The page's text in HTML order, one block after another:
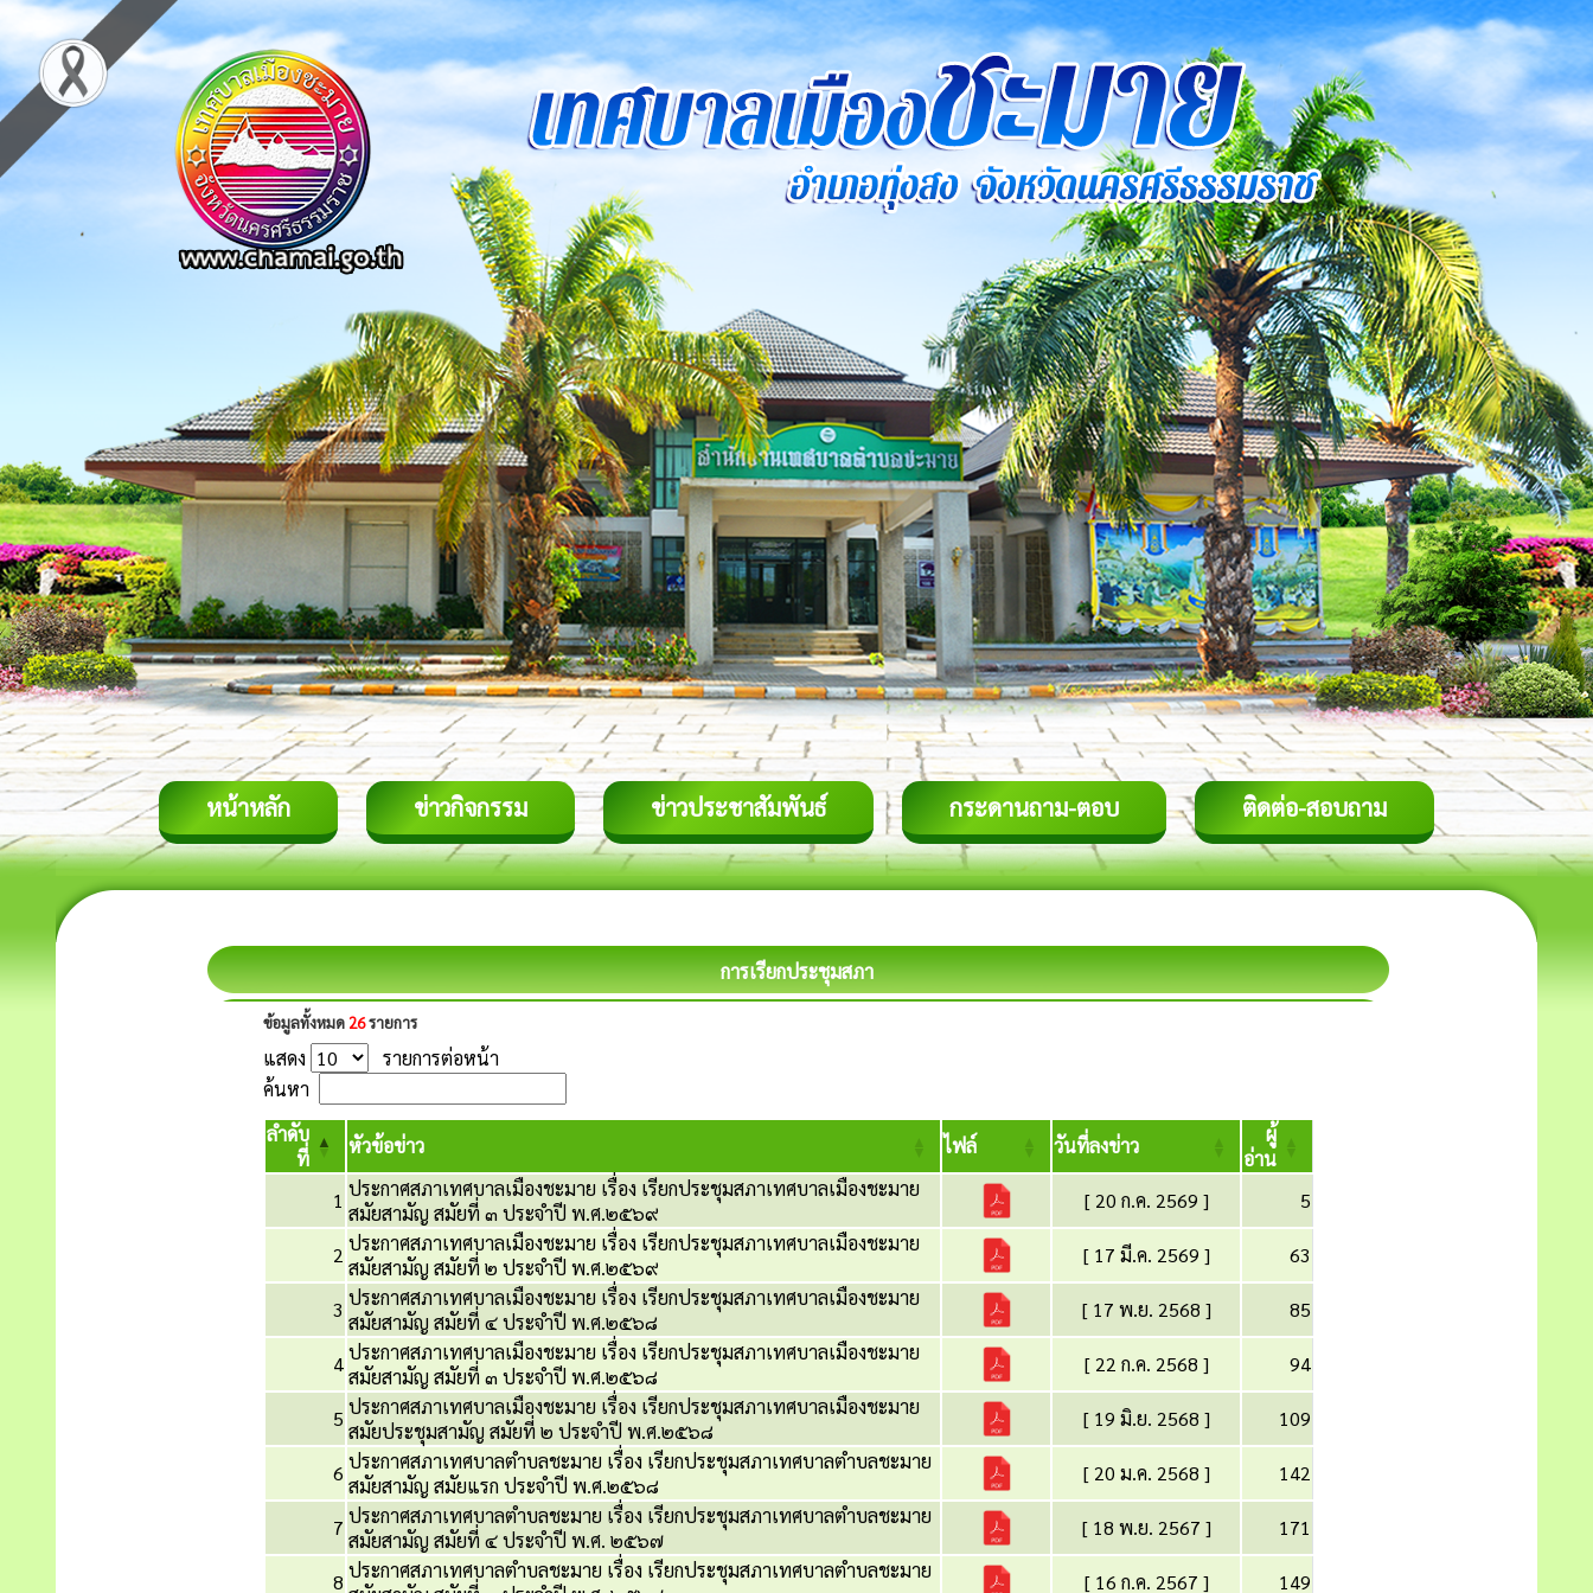
หน้าหลัก ข่าวกิจกรรม ข่าวประชาสัมพันธ์ กระดานถาม-ตอบ ติดต่อ-สอบถาม
การเรียกประชุมสภา
ข้อมูลทั้งหมด 26รายการ
แสดง
รายการต่อหน้า
ค้นหา
ลำดับ
ที่
หัวข้อข่าว ไฟล์ วันที่ลงข่าว
ผู้
อ่าน
1 ประกาศสภาเทศบาลเมืองชะมาย เรื่อง เรียกประชุมสภาเทศบาลเมืองชะมาย
สมัยสามัญ สมัยที่ ๓ ประจำปี พ.ศ.๒๕๖๙
[ 20 ก.ค. 2569 ] 5
2 ประกาศสภาเทศบาลเมืองชะมาย เรื่อง เรียกประชุมสภาเทศบาลเมืองชะมาย
สมัยสามัญ สมัยที่ ๒ ประจำปี พ.ศ.๒๕๖๙
[ 17 มี.ค. 2569 ] 63
3 ประกาศสภาเทศบาลเมืองชะมาย เรื่อง เรียกประชุมสภาเทศบาลเมืองชะมาย
สมัยสามัญ สมัยที่ ๔ ประจำปี พ.ศ.๒๕๖๘
[ 17 พ.ย. 2568 ] 85
4ประกาศสภาเทศบาลเมืองชะมาย เรื่อง เรียกประชุมสภาเทศบาลเมืองชะมาย
สมัยสามัญ สมัยที่ ๓ ประจำปี พ.ศ.๒๕๖๘
[ 22 ก.ค. 2568 ] 94
5 ประกาศสภาเทศบาลเมืองชะมาย เรื่อง เรียกประชุมสภาเทศบาลเมืองชะมาย
สมัยประชุมสามัญ สมัยที่ ๒ ประจำปี พ.ศ.๒๕๖๘
[ 19 มิ.ย. 2568 ] 109
6 ประกาศสภาเทศบาลตำบลชะมาย เรื่อง เรียกประชุมสภาเทศบาลตำบลชะมาย
สมัยสามัญ สมัยแรก ประจำปี พ.ศ.๒๕๖๘
[ 20 ม.ค. 2568 ] 142
7 ประกาศสภาเทศบาลตำบลชะมาย เรื่อง เรียกประชุมสภาเทศบาลตำบลชะมาย
สมัยสามัญ สมัยที่ ๔ ประจำปี พ.ศ. ๒๕๖๗
[ 18 พ.ย. 2567 ] 171
8 ประกาศสภาเทศบาลตำบลชะมาย เรื่อง เรียกประชุมสภาเทศบาลตำบลชะมาย
[ 16 ก.ค. 2567 ] 149